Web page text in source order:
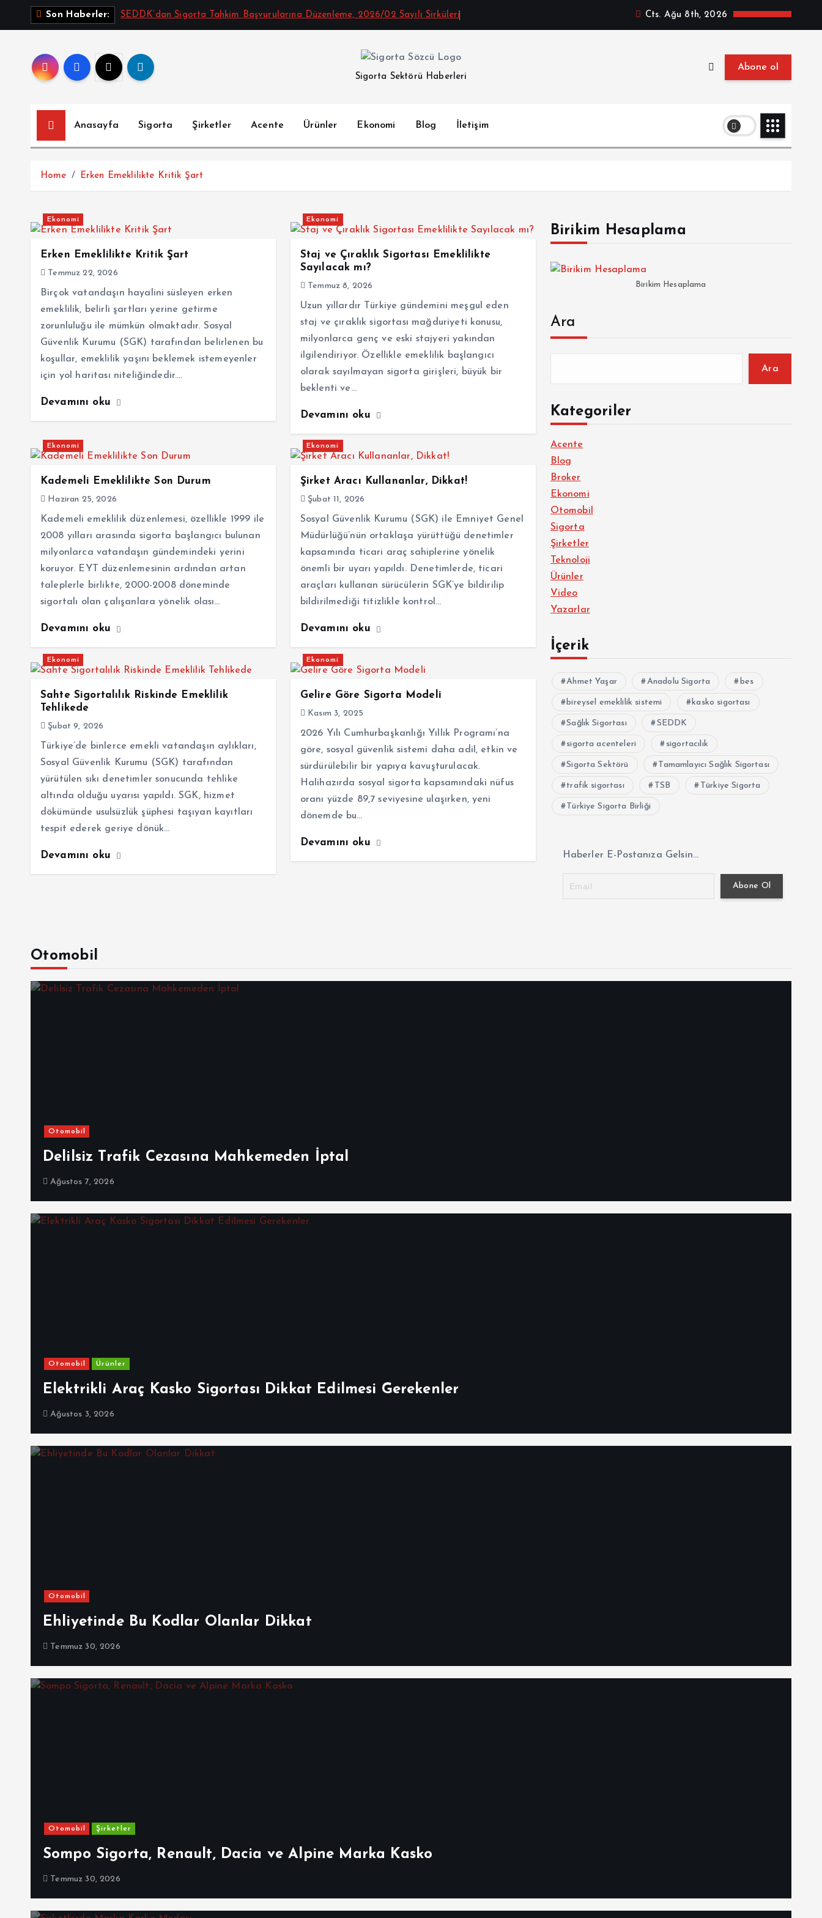
Son Haberler: SEDDK’dan Sigorta Tahkim Başvurularına Düzenleme, 2026/02 Sayılı Sirküleri Cts. Ağu 8th, 2026
Sigorta Sektörü Haberleri
Abone ol
Anasayfa Sigorta Şirketler Acente Ürünler Ekonomi Blog İletişim
Home Erken Emeklilikte Kritik Şart
Ekonomi
Erken Emeklilikte Kritik Şart
Temmuz 22, 2026
Birçok vatandaşın hayalini süsleyen erken
emeklilik, belirli şartları yerine getirme
zorunluluğu ile mümkün olmaktadır. Sosyal
Güvenlik Kurumu (SGK) tarafından belirlenen bu
koşullar, emeklilik yaşını beklemek istemeyenler
için yol haritası niteliğindedir.…
Devamını oku
Ekonomi
Staj ve Çıraklık Sigortası Emeklilikte
Sayılacak mı?
Temmuz 8, 2026
Uzun yıllardır Türkiye gündemini meşgul eden
staj ve çıraklık sigortası mağduriyeti konusu,
milyonlarca genç ve eski stajyeri yakından
ilgilendiriyor. Özellikle emeklilik başlangıcı
olarak sayılmayan sigorta girişleri, büyük bir
beklenti ve…
Devamını oku
Ekonomi
Kademeli Emeklilikte Son Durum
Haziran 25, 2026
Kademeli emeklilik düzenlemesi, özellikle 1999 ile
2008 yılları arasında sigorta başlangıcı bulunan
milyonlarca vatandaşın gündemindeki yerini
koruyor. EYT düzenlemesinin ardından artan
taleplerle birlikte, 2000-2008 döneminde
sigortalı olan çalışanlara yönelik olası…
Devamını oku
Ekonomi
Şirket Aracı Kullananlar, Dikkat!
Şubat 11, 2026
Sosyal Güvenlik Kurumu (SGK) ile Emniyet Genel
Müdürlüğü’nün ortaklaşa yürüttüğü denetimler
kapsamında ticari araç sahiplerine yönelik
önemli bir uyarı yapıldı. Denetimlerde, ticari
araçları kullanan sürücülerin SGK’ye bildirilip
bildirilmediği titizlikle kontrol…
Devamını oku
Ekonomi
Sahte Sigortalılık Riskinde Emeklilik
Tehlikede
Şubat 9, 2026
Türkiye’de binlerce emekli vatandaşın aylıkları,
Sosyal Güvenlik Kurumu (SGK) tarafından
yürütülen sıkı denetimler sonucunda tehlike
altında olduğu uyarısı yapıldı. SGK, hizmet
dökümünde usulsüzlük şüphesi taşıyan kayıtları
tespit ederek geriye dönük…
Devamını oku
Ekonomi
Gelire Göre Sigorta Modeli
Kasım 3, 2025
2026 Yılı Cumhurbaşkanlığı Yıllık Programı’na
göre, sosyal güvenlik sistemi daha adil, etkin ve
sürdürülebilir bir yapıya kavuşturulacak.
Halihazırda sosyal sigorta kapsamındaki nüfus
oranı yüzde 89,7 seviyesine ulaşırken, yeni
dönemde bu…
Devamını oku
Birikim Hesaplama
Birikim Hesaplama
Ara
Ara
Kategoriler
Acente
Blog
Broker
Ekonomi
Otomobil
Sigorta
Şirketler
Teknoloji
Ürünler
Video
Yazarlar
İçerik
Ahmet Yaşar Anadolu Sigorta bes
bireysel emeklilik sistemi kasko sigortası
Sağlık Sigortası SEDDK
sigorta acenteleri sigortacılık
Sigorta Sektörü Tamamlayıcı Sağlık Sigortası
trafik sigortası TSB Türkiye Sigorta
Türkiye Sigorta Birliği
Haberler E-Postanıza Gelsin...
Otomobil
Otomobil
Delilsiz Trafik Cezasına Mahkemeden İptal
Ağustos 7, 2026
Otomobil Ürünler
Elektrikli Araç Kasko Sigortası Dikkat Edilmesi Gerekenler
Ağustos 3, 2026
Otomobil
Ehliyetinde Bu Kodlar Olanlar Dikkat
Temmuz 30, 2026
Otomobil Şirketler
Sompo Sigorta, Renault, Dacia ve Alpine Marka Kasko
Temmuz 30, 2026